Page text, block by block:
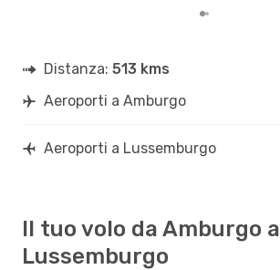
Distanza: 513 kms
Aeroporti a Amburgo
Aeroporti a Lussemburgo
Il tuo volo da Amburgo a
Lussemburgo